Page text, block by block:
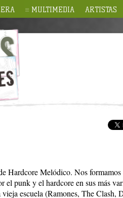
MULTIMEDIA ARTISTAS
Hardcore Melódico. Nos
el punk y el hardcore en sus más
vieja escuela (Ramones, The Clash,